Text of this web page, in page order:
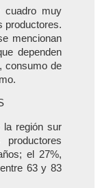
cuadro muy
productores.
mencionan
dependen
consumo de
la región sur
el 27%,
63 y 83